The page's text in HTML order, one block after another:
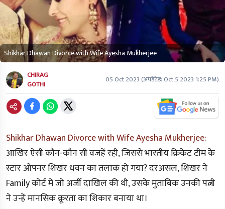
Shikhar Dhawan Divorce with Wife Ayesha Mukherjee
CHIRAG
GOTHI
05 Oct 2023(अपडेटेड:Oct 5 2023 1:25 PM)
Shikhar Dhawan Divorce with Wife Ayesha Mukherjee:
आखिर ऐसी कौन-कौन सी वजहें रही, जिससे भारतीय क्रिकेट टीम के
स्टार ओपनर शिखर धवन का तलाक हो गया? दरअसल, शिखर ने
Family कोर्ट में जो अर्जी दाखिल की थी, उसके मुताबिक उनकी पत्नी
ने उन्हें मानसिक क्रूरता का शिकार बनाया था।